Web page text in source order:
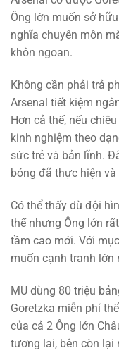
Ông lớn muốn sở
nghĩa chuyên môn
khôn ngoan.
Không cần phải trả
Arsenal tiết kiệm
Hơn cả thế, nếu
kinh nghiệm theo
sức trẻ và bản lĩnh.
bóng đã thực hiện
Có thể thấy dù đội
thế nhưng Ông lớn
tầm cao mới. Với
muốn cạnh tranh lớn
MU dùng 80 triệu
Goretzka miễn phí
của cả 2 Ông lớn
tương lai, bên còn lại